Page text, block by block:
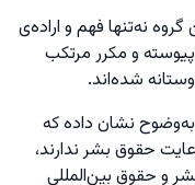
نه‌تنها فهم و اراده‌ی
پیوسته و مکرر مرتکب
شده‌اند.
نشان داده که
حقوق بشر ندارند،
و حقوق بین‌المللی